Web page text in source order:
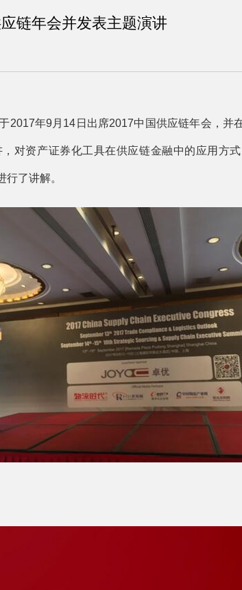
链年会并发表主题演讲
年9月14日出席2017中国供应链年会，并
对资产证券化工具在供应链金融中的应用方
了讲解。